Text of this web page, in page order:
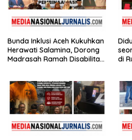
Bunda Inklusi Aceh Kukuhkan
Herawati Salamina, Dorong
Madrasah Ramah Disabilitas
di